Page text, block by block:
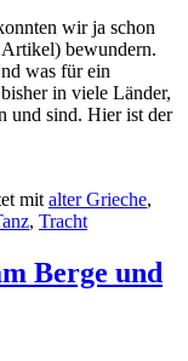
wir ja schon
bewundern.
was für ein
in viele Länder,
und sind. Hier ist der
mit alter Grieche,
, Tracht
Berge und